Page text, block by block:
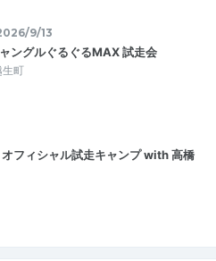
9/13
ングルぐるぐるMAX 試走会
生町
フィシャル試走キャンプ with 高橋